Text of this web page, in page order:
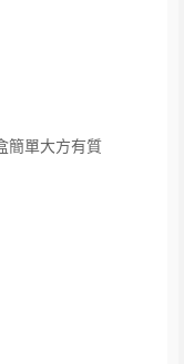
簡單大方有質